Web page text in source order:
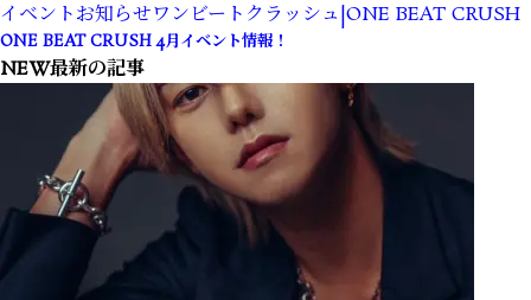
イベントお知らせワンビートクラッシュ|ONE BEAT CRUSH
ONE BEAT CRUSH 4月イベント情報！
NEW最新の記事